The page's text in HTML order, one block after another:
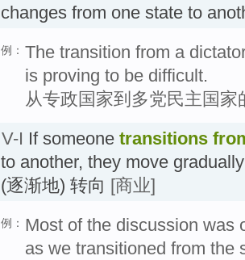
changes from one state to
例： The transition from a
is proving to be difficult.
从专政国家到多党民主国
V-I If someone transitions
to another, they move
(逐渐地) 转向 [商业]
例： Most of the discussion was
as we transitioned from the